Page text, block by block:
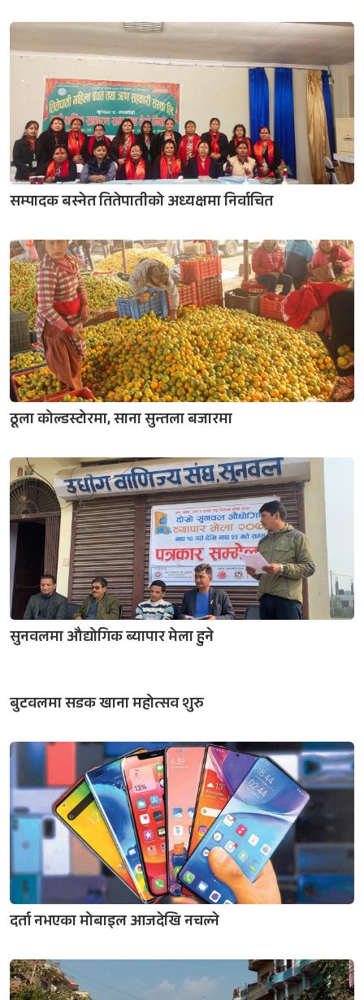
सम्पादक बस्नेत तितेपातीको अध्यक्षमा निर्वाचित
ठूला कोल्डस्टोरमा, साना सुन्तला बजारमा
सुनवलमा औद्योगिक ब्यापार मेला हुने
बुटवलमा सडक खाना महोत्सव शुरु
दर्ता नभएका मोबाइल आजदेखि नचल्ने